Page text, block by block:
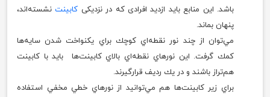
باشد. این منابع باید ازدید افرادی که در نزدیکی کابینت نشسته‌اند،
پنهان بماند.
مي‌توان از چند نور نقطه‌اي كوچك براي يكنواخت شدن سايه‌ها
كمك گرفت. اين نور‌هاي نقطه‌اي بالاي كابينت‌ها بايد با كابينت
هم‌تراز باشند و در يك رديف قرارگيرند.
براي زير كابينت‌ها هم مي‌توانيد از نورهاي خطي مخفي استفاده